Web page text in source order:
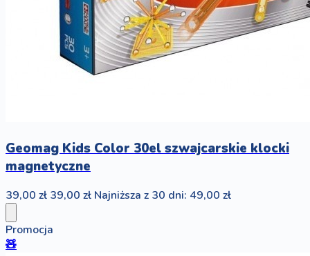
Geomag Kids Color 30el szwajcarskie klocki
magnetyczne
39,00 zł 39,00 zł Najniższa z 30 dni: 49,00 zł
Promocja
🧸